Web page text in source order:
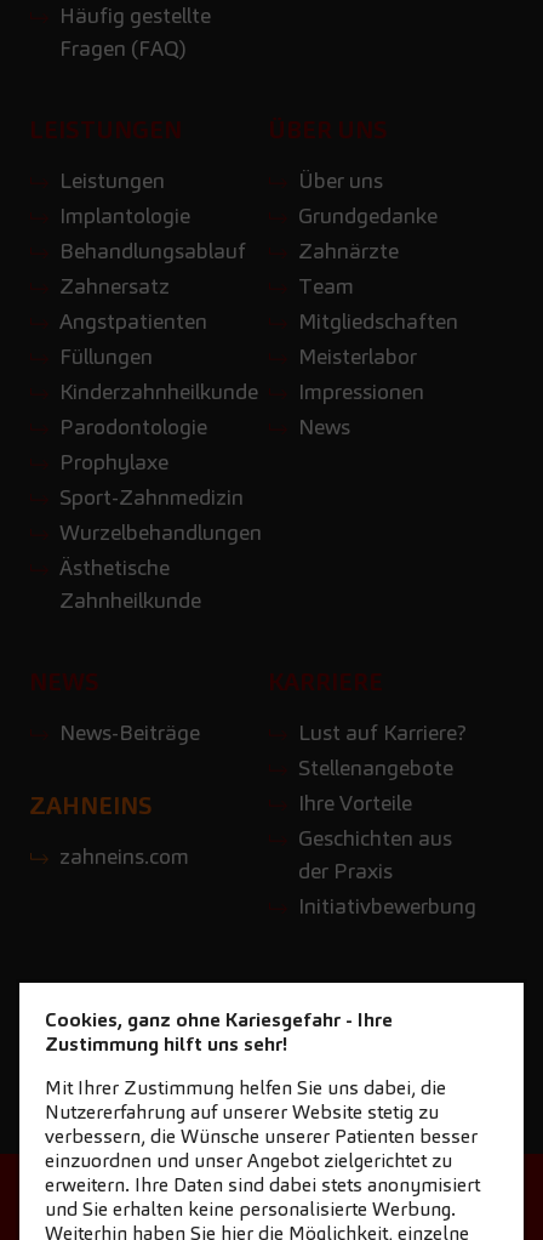
Häufig gestellte
Fragen (FAQ)
LEISTUNGEN
Leistungen
Implantologie
Behandlungsablauf
Zahnersatz
Angstpatienten
Füllungen
Kinderzahnheilkunde
Parodontologie
Prophylaxe
Sport-Zahnmedizin
Wurzelbehandlungen
Ästhetische
Zahnheilkunde
ÜBER UNS
Über uns
Grundgedanke
Zahnärzte
Team
Mitgliedschaften
Meisterlabor
Impressionen
News
NEWS
News-Beiträge
KARRIERE
Lust auf Karriere?
Stellenangebote
Ihre Vorteile
Geschichten aus
der Praxis
Initiativbewerbung
ZAHNEINS
zahneins.com
STARTSEITE
KONTAKT
Cookies, ganz ohne Kariesgefahr - Ihre
Zustimmung hilft uns sehr!
Mit Ihrer Zustimmung helfen Sie uns dabei, die
Nutzererfahrung auf unserer Website stetig zu
verbessern, die Wünsche unserer Patienten besser
einzuordnen und unser Angebot zielgerichtet zu
erweitern. Ihre Daten sind dabei stets anonymisiert
und Sie erhalten keine personalisierte Werbung.
Weiterhin haben Sie hier die Möglichkeit, einzelne